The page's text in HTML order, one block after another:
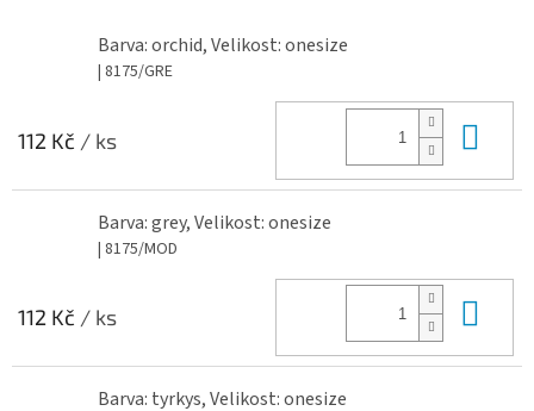
Barva: orchid, Velikost: onesize
| 8175/GRE
112 Kč / ks
Barva: grey, Velikost: onesize
| 8175/MOD
112 Kč / ks
Barva: tyrkys, Velikost: onesize